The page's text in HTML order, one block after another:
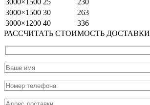
3000×1500 30
263
3000×1200 40
336
РАССЧИТАТЬ СТОИМОСТЬ ДОСТАВКИ